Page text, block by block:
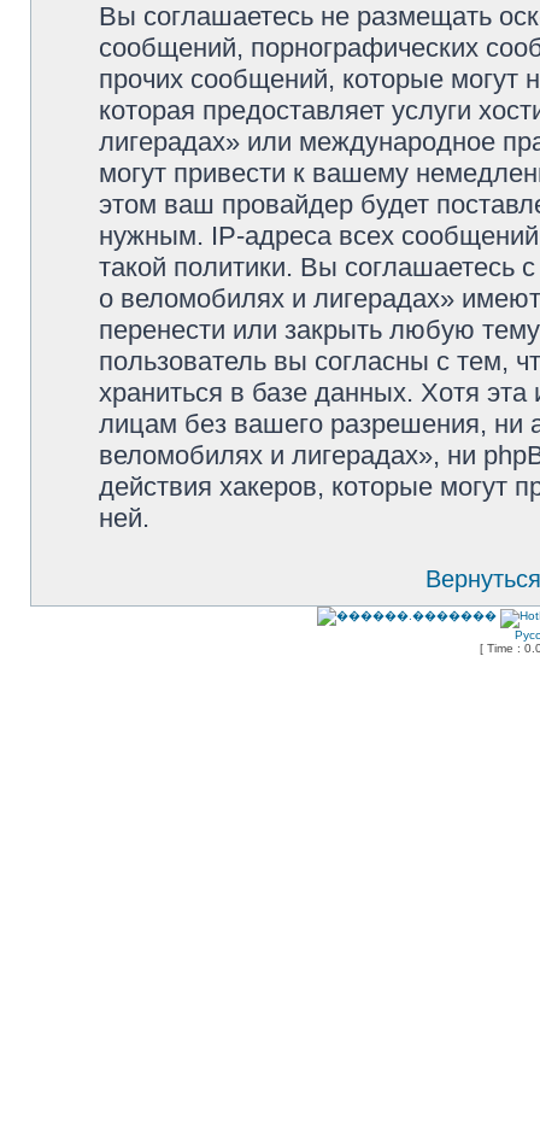
Вы соглашаетесь не размещать
сообщений, порнографических
прочих сообщений, которые могут
которая предоставляет услуги
лигерадах» или международное
могут привести к вашему
этом ваш провайдер будет
нужным. IP-адреса всех
такой политики. Вы
о веломобилях и лигерадах»
перенести или закрыть любую
пользователь вы согласны с тем,
храниться в базе данных. Хотя
лицам без вашего разрешения, ни
веломобилях и лигерадах», ни
действия хакеров, которые могут
ней.
[ Time :